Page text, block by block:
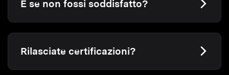
E se non fossi soddisfatto?
Rilasciate certificazioni?